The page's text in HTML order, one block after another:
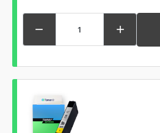
 